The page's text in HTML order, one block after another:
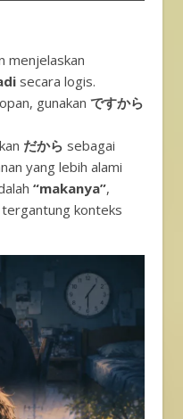
menjelaskan
secara logis.
gunakan ですから
だから sebagai
yang lebih alami
“makanya”,
tergantung konteks